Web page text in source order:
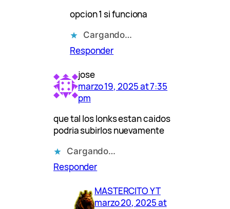
opcion 1 si funciona
Cargando…
Responder
jose
marzo 19, 2025 at 7:35
pm
que tal los lonks estan caidos
podria subirlos nuevamente
Cargando…
Responder
MASTERCITO YT
marzo 20, 2025 at